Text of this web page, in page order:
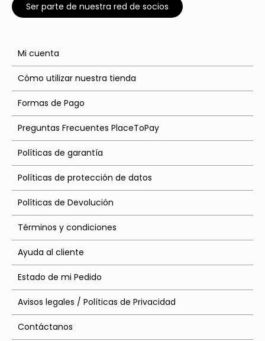
Ser parte de nuestra red de socios
Mi cuenta
Cómo utilizar nuestra tienda
Formas de Pago
Preguntas Frecuentes PlaceToPay
Políticas de garantía
Políticas de protección de datos
Políticas de Devolución
Términos y condiciones
Ayuda al cliente
Estado de mi Pedido
Avisos legales / Políticas de Privacidad
Contáctanos